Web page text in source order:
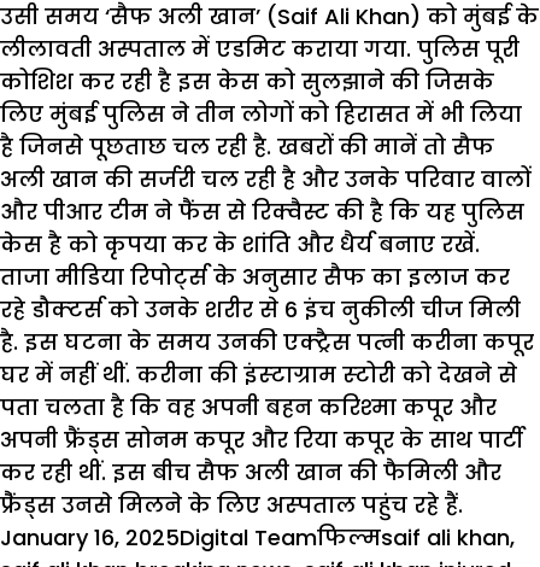
उसी समय ‘सैफ अली खान’ (Saif Ali Khan) को मुंबई के
लीलावती अस्पताल में एडमिट कराया गया. पुलिस पूरी
कोशिश कर रही है इस केस को सुलझाने की जिसके
लिए मुंबई पुलिस ने तीन लोगों को हिरासत में भी लिया
है जिनसे पूछताछ चल रही है. खबरों की मानें तो सैफ
अली खान की सर्जरी चल रही है और उनके परिवार वालों
और पीआर टीम ने फैंस से रिक्वैस्ट की है कि यह पुलिस
केस है को कृपया कर के शांति और धैर्य बनाए रखें.
ताजा मीडिया रिपोर्ट्स के अनुसार सैफ का इलाज कर
रहे डौक्‍टर्स को उनके शरीर से 6 इंच नुकीली चीज मिली
है. इस घटना के समय उनकी एक्‍ट्रैस पत्‍नी करीना कपूर
घर में नहीं थीं. करीना की इंस्‍टाग्राम स्‍टोरी को देखने से
पता चलता है कि वह अपनी बहन करिश्‍मा कपूर और
अपनी फ्रैंड्स सोनम कपूर और रिया कपूर के साथ पार्टी
कर रही थीं. इस बीच सैफ अली खान की फैमिली और
फ्रैंंड्स उनसे मिलने के लिए अस्‍पताल पहुंच रहे हैं.
Posted
January 16, 2025Author
Digital TeamCategories
फिल्मTags
saif ali khan,